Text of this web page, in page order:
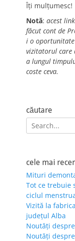
Îți mulțumesc!
Notă: acest
făcut cont de
i o oportunitate
vizitatorul care
a lungul
coste ceva.
căutare
Search
for:
cele mai
Mituri
Tot ce trebuie
ciclul
Vizită la
județul Alba
Noutăți
Noutăți